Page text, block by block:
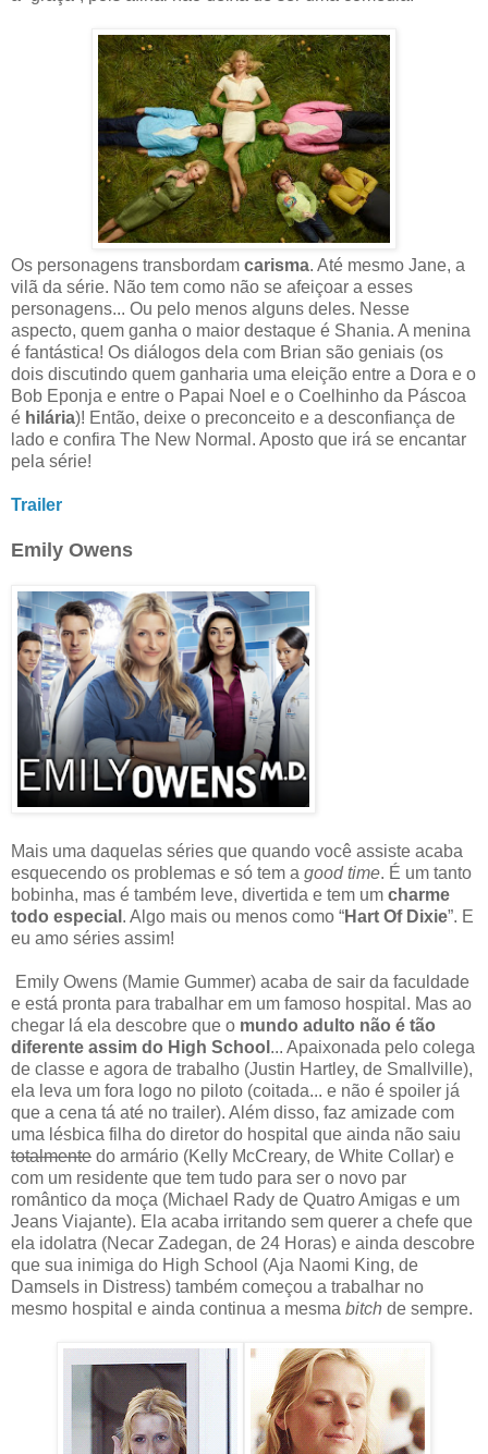
Os personagens transbordam carisma. Até mesmo Jane, a
vilã da série. Não tem como não se afeiçoar a esses
personagens... Ou pelo menos alguns deles. Nesse
aspecto, quem ganha o maior destaque é Shania. A menina
é fantástica! Os diálogos dela com Brian são geniais (os
dois discutindo quem ganharia uma eleição entre a Dora e o
Bob Eponja e entre o Papai Noel e o Coelhinho da Páscoa
é hilária)! Então, deixe o preconceito e a desconfiança de
lado e confira The New Normal. Aposto que irá se encantar
pela série!
Trailer
Emily Owens
Mais uma daquelas séries que quando você assiste acaba
esquecendo os problemas e só tem a good time. É um tanto
bobinha, mas é também leve, divertida e tem um charme
todo especial . Algo mais ou menos como “Hart Of Dixie”. E
eu amo séries assim!
Emily Owens (Mamie Gummer) acaba de sair da faculdade
e está pronta para trabalhar em um famoso hospital. Mas ao
chegar lá ela descobre que o mundo adulto não é tão
diferente assim do High School ... Apaixonada pelo colega
de classe e agora de trabalho (Justin Hartley, de Smallville),
ela leva um fora logo no piloto (coitada... e não é spoiler já
que a cena tá até no trailer). Além disso, faz amizade com
uma lésbica filha do diretor do hospital que ainda não saiu
totalmente do armário (Kelly McCreary, de White Collar) e
com um residente que tem tudo para ser o novo par
romântico da moça (Michael Rady de Quatro Amigas e um
Jeans Viajante). Ela acaba irritando sem querer a chefe que
ela idolatra (Necar Zadegan, de 24 Horas) e ainda descobre
que sua inimiga do High School (Aja Naomi King, de
Damsels in Distress) também começou a trabalhar no
mesmo hospital e ainda continua a mesma bitch de sempre.